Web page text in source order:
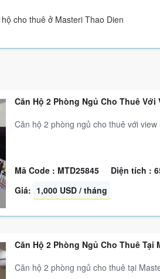
cho thuê ở Masteri Thao Dien
Căn Hộ 2 Phòng Ngủ Cho Thuê
Căn hộ 2 phòng ngủ cho thuê với
Mã Code : MTD25845 Diện tích :
Giá: 1,000 USD / tháng
Căn Hộ 2 Phòng Ngủ Cho Thuê Tại
Căn hộ 2 phòng ngủ cho thuê tại